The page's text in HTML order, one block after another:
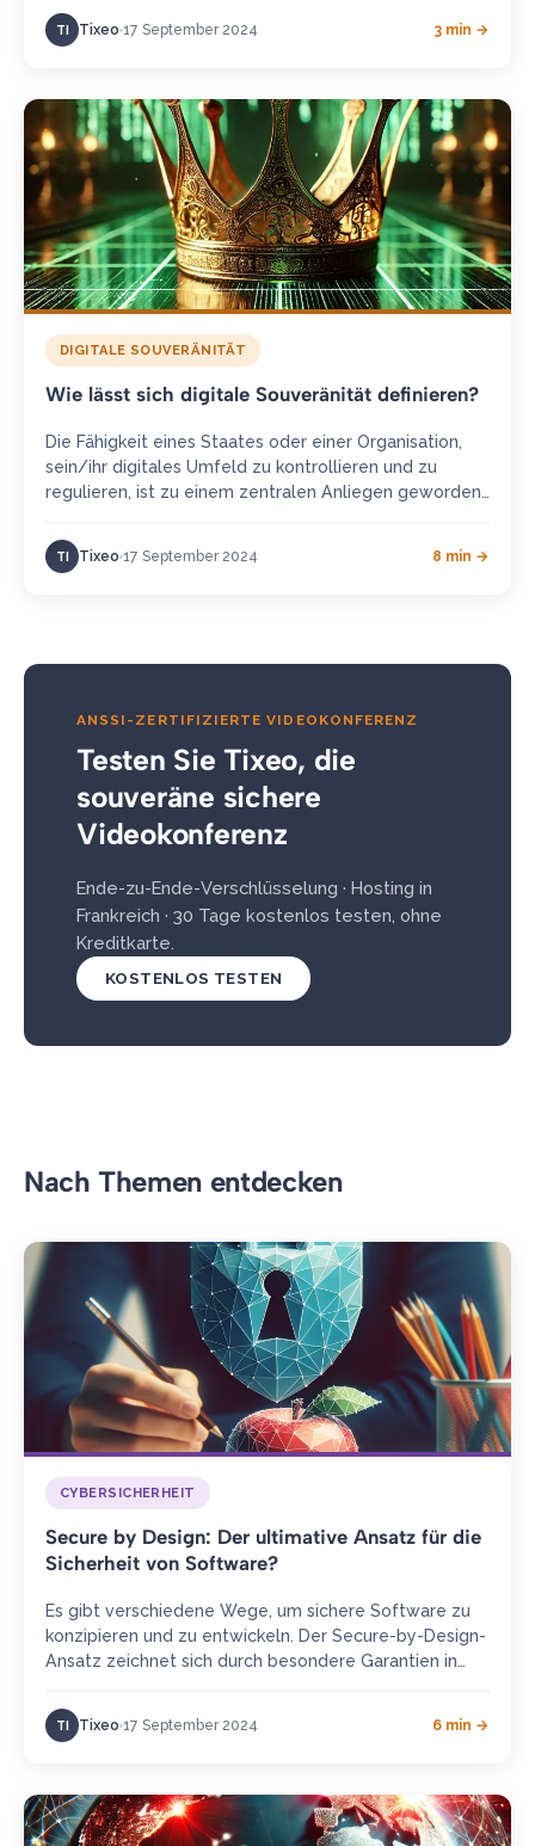
Band-Kommunikation bezeichnet Kommunikationen,
die außerhalb…
TI Tixeo 17 September 2024 3 min →
DIGITALE SOUVERÄNITÄT
Wie lässt sich digitale Souveränität definieren?
Die Fähigkeit eines Staates oder einer Organisation,
sein/ihr digitales Umfeld zu kontrollieren und zu
regulieren, ist zu einem zentralen Anliegen geworden.
TI Tixeo 17 September 2024 8 min →
ANSSI-ZERTIFIZIERTE VIDEOKONFERENZ
Testen Sie Tixeo, die
souveräne sichere
Videokonferenz
Ende-zu-Ende-Verschlüsselung · Hosting in
Frankreich · 30 Tage kostenlos testen, ohne
Kreditkarte.
KOSTENLOS TESTEN
Nach Themen entdecken
CYBERSICHERHEIT
Secure by Design: Der ultimative Ansatz für die
Sicherheit von Software?
Es gibt verschiedene Wege, um sichere Software zu
konzipieren und zu entwickeln. Der Secure-by-Design-
Ansatz zeichnet sich durch besondere Garantien in
TI Tixeo 17 September 2024 6 min →